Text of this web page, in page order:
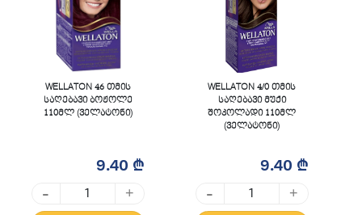
WELLATON 46 თმის
საღებავი ბოჟოლე
110მლ (ველატონი)
9.40 ₾
- +
WELLATON 4/0 თმის
საღებავი მუქი
შოკოლადი 110მლ
(ველატონი)
9.40 ₾
- +